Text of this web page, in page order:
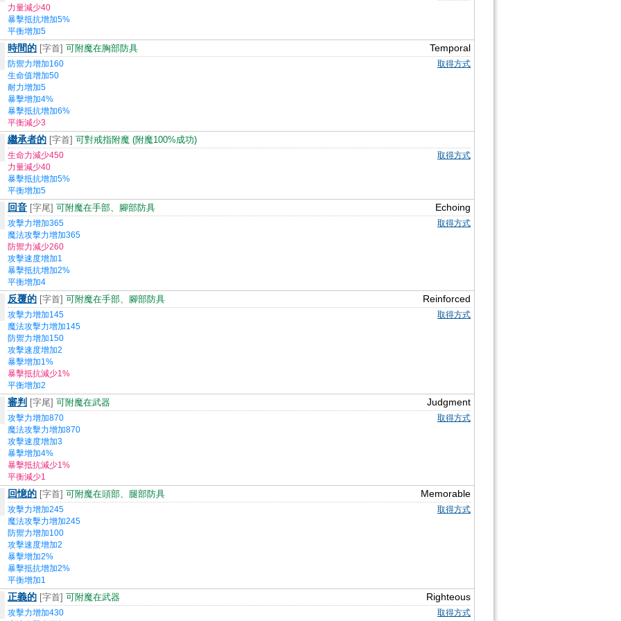
力量減少40
暴擊抵抗增加5%
平衡增加5
時間的 [字首] 可附魔在胸部防具 Temporal
取得方式
防禦力增加160
生命值增加50
耐力增加5
暴擊增加4%
暴擊抵抗增加6%
平衡減少3
繼承者的 [字首] 可對戒指附魔 (附魔100%成功)
取得方式
生命力減少450
力量減少40
暴擊抵抗增加5%
平衡增加5
回音 [字尾] 可附魔在手部、腳部防具 Echoing
取得方式
攻擊力增加365
魔法攻擊力增加365
防禦力減少260
攻擊速度增加1
暴擊抵抗增加2%
平衡增加4
反覆的 [字首] 可附魔在手部、腳部防具 Reinforced
取得方式
攻擊力增加145
魔法攻擊力增加145
防禦力增加150
攻擊速度增加2
暴擊增加1%
暴擊抵抗減少1%
平衡增加2
審判 [字尾] 可附魔在武器 Judgment
取得方式
攻擊力增加870
魔法攻擊力增加870
攻擊速度增加3
暴擊增加4%
暴擊抵抗減少1%
平衡減少1
回憶的 [字首] 可附魔在頭部、腿部防具 Memorable
取得方式
攻擊力增加245
魔法攻擊力增加245
防禦力增加100
攻擊速度增加2
暴擊增加2%
暴擊抵抗增加2%
平衡增加1
正義的 [字首] 可附魔在武器 Righteous
取得方式
攻擊力增加430